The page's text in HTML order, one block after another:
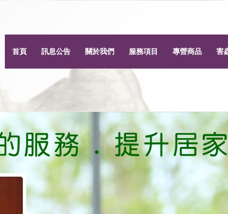
首頁 訊息公告 關於我們 服務項目 專營商品 害